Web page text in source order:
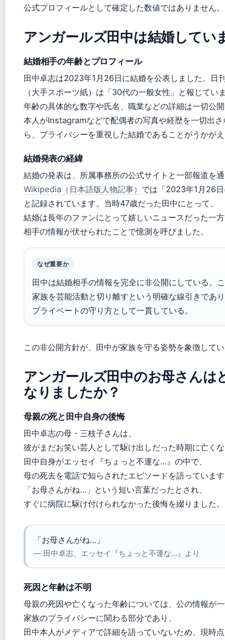
公式プロフィールとして確定した数値ではありません。
アンガールズ田中は結婚してい
結婚相手の年齢とプロフィール
田中卓志は2023年1月26日に結婚を公表しました。日
（大手スポーツ紙）は「30代の一般女性」と報じてい
年齢の具体的な数字や氏名、職業などの詳細は一切公
本人がInstagramなどで配偶者の写真や経歴を一切出
ら、プライバシーを重視した結婚であることがうかが
結婚発表の経緯
結婚の発表は、所属事務所の公式サイトと一部報道を
Wikipedia（日本語版人物記事） では「2023年1月26
と記録されています。当時47歳だった田中にとって、
結婚は長年のファンにとって嬉しいニュースだった一
相手の情報が伏せられたことで憶測を呼びました。
なぜ重要か
田中は結婚相手の情報を完全に非公開にしている。
家族を芸能活動と切り離すという明確な線引きであ
プライベートの守り方として一貫している。
この非公開方針が、田中が家族を守る姿勢を象徴して
アンガールズ田中のお母さんは
なりましたか？
母親の死と田中自身の後悔
田中卓志の母・三枝子さんは、
彼がまだお笑い芸人として駆け出しだった時期に亡く
田中自身がエッセイ『ちょっと不運な…』の中で、
母の死去を電話で知らされたエピソードを語っていま
「お母さんがね…」という短い言葉だったとされ、
すぐに病院に駆け付けられなかった後悔を綴りました。
「お母さんがね…」
— 田中卓志、エッセイ『ちょっと不運な…』より
死因と年齢は不明
母親の死因や亡くなった年齢については、公の情報が
家族のプライバシーに関わる部分であり、
田中本人がメディアで詳細を語っていないため、現時